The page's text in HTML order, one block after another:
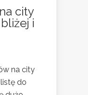
city
i
na city
do